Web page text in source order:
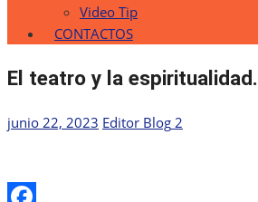
Video Tip
CONTACTOS
El teatro y la espiritualidad.
Publicada
junio 22, 2023 Autor
Editor Blog 2